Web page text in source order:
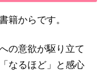
籍からです。
の意欲が駆り立て
なるほど」と感心